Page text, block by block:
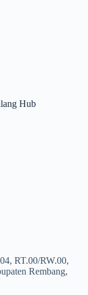
Hub
RT.00/RW.00,
Rembang,